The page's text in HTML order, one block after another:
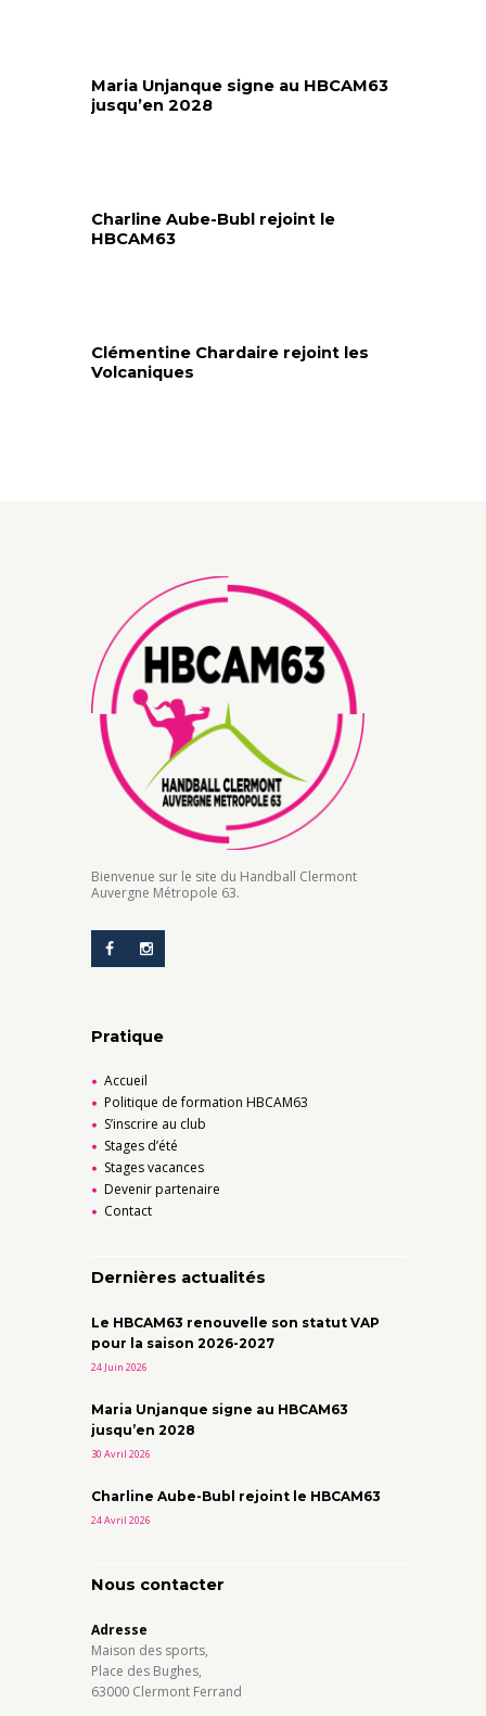
Maria Unjanque signe au HBCAM63
jusqu’en 2028
Charline Aube-Bubl rejoint le
HBCAM63
Clémentine Chardaire rejoint les
Volcaniques
Bienvenue sur le site du Handball Clermont
Auvergne Métropole 63.
Pratique
Accueil
Politique de formation HBCAM63
S’inscrire au club
Stages d’été
Stages vacances
Devenir partenaire
Contact
Dernières actualités
Le HBCAM63 renouvelle son statut VAP
pour la saison 2026-2027
24 Juin 2026
Maria Unjanque signe au HBCAM63
jusqu’en 2028
30 Avril 2026
Charline Aube-Bubl rejoint le HBCAM63
24 Avril 2026
Nous contacter
Adresse
Maison des sports,
Place des Bughes,
63000 Clermont Ferrand